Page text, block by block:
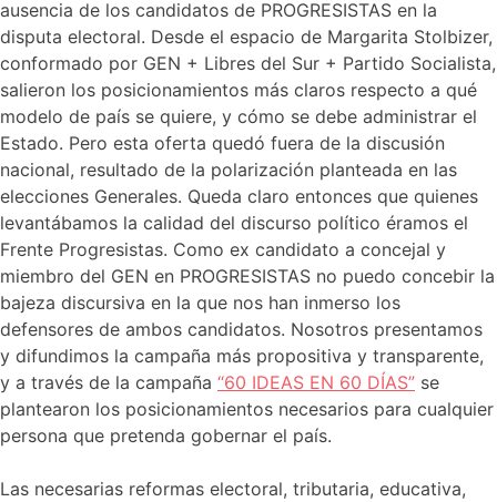
ausencia de los candidatos de PROGRESISTAS en la
disputa electoral. Desde el espacio de Margarita Stolbizer,
conformado por GEN + Libres del Sur + Partido Socialista,
salieron los posicionamientos más claros respecto a qué
modelo de país se quiere, y cómo se debe administrar el
Estado. Pero esta oferta quedó fuera de la discusión
nacional, resultado de la polarización planteada en las
elecciones Generales. Queda claro entonces que quienes
levantábamos la calidad del discurso político éramos el
Frente Progresistas. Como ex candidato a concejal y
miembro del GEN en PROGRESISTAS no puedo concebir la
bajeza discursiva en la que nos han inmerso los
defensores de ambos candidatos. Nosotros presentamos
y difundimos la campaña más propositiva y transparente,
y a través de la campaña “60 IDEAS EN 60 DÍAS” se
plantearon los posicionamientos necesarios para cualquier
persona que pretenda gobernar el país.
Las necesarias reformas electoral, tributaria, educativa,